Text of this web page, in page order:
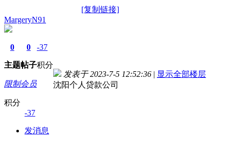
[复制链接]
MargeryN91
0
主题
0
帖子
-37
积分
限制会员
积分
-37
发消息
发表于 2023-7-5 12:52:36 | 显示全部楼层
沈阳个人贷款公司